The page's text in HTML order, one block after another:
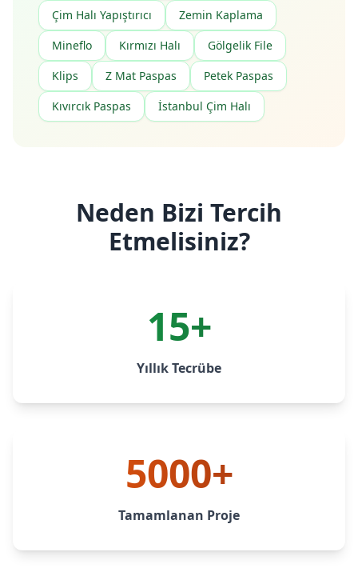
Çim Halı Yapıştırıcı
Zemin Kaplama
Mineflo
Kırmızı Halı
Gölgelik File
Klips
Z Mat Paspas
Petek Paspas
Kıvırcık Paspas
İstanbul Çim Halı
Neden Bizi Tercih
Etmelisiniz?
15+
Yıllık Tecrübe
5000+
Tamamlanan Proje